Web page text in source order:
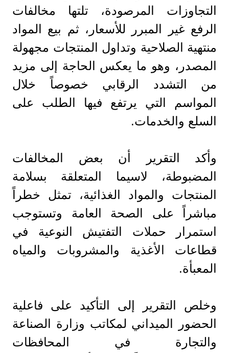
التجاوزات المرصودة، تلتها مخالفات
الرفع غير المبرر للأسعار، ثم بيع المواد
منتهية الصلاحية وتداول المنتجات مجهولة
المصدر، وهو ما يعكس الحاجة إلى مزيد
من التشدد الرقابي خصوصاً خلال
المواسم التي يرتفع فيها الطلب على
السلع والخدمات.
وأكد التقرير أن بعض المخالفات
المضبوطة، لاسيما المتعلقة بسلامة
المنتجات والمواد الغذائية، تمثل خطراً
مباشراً على الصحة العامة وتستوجب
استمرار حملات التفتيش النوعية في
قطاعات الأغذية والمشروبات والمياه
المعبأة.
وخلص التقرير إلى التأكيد على فاعلية
الحضور الميداني لمكاتب وزارة الصناعة
والتجارة في المحافظات